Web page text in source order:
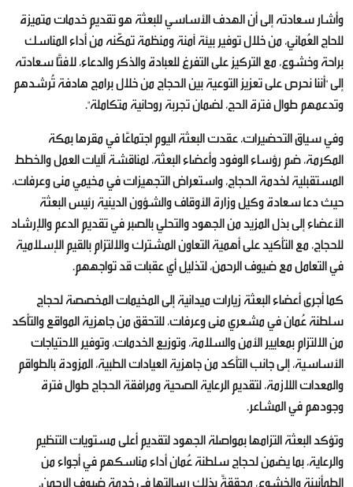
وأشار سعادته إلى أن الهدف الأساسي للبعثة هو تقديم خدمات متميزة
للحاج العُماني، من خلال توفير بيئة آمنة ومنظمة تمكّنه من أداء المناسك
براحة وخشوع، مع التركيز على التفرغ للعبادة والذكر والدعاء، لافتًا سعادته
إلى "أننا نحرص على تعزيز التوعية بين الحجاج من خلال برامج هادفة تُرشدهم
وتدعمهم طوال فترة الحج، لضمان تجربة روحانية متكاملة".
وفي سياق التحضيرات، عقدت البعثة اليوم اجتماعًا في مقرها بمكة
المكرمة، ضم رؤساء الوفود وأعضاء البعثة، لمناقشة آليات العمل والخطط
المستقبلية لخدمة الحجاج، واستعراض التجهيزات في مخيمي منى وعرفات،
حيث دعا سعادة وكيل وزارة الأوقاف والشؤون الدينية رئيس البعثة
الأعضاء إلى بذل المزيد من الجهود والتحلي بالصبر في تقديم الدعم والإرشاد
للحجاج، مع التأكيد على أهمية التعاون المشترك والالتزام بالقيم الإسلامية
في التعامل مع ضيوف الرحمن، لتذليل أي عقبات قد تواجههم.
كما أجرى أعضاء البعثة زيارات ميدانية إلى المخيمات المخصصة لحجاج
سلطنة عُمان في مشعري منى وعرفات، للتحقق من جاهزية المواقع والتأكد
من الالتزام بمعايير الأمن والسلامة، وتوزيع الخدمات، وتوفير الاحتياجات
الأساسية، إلى جانب التأكد من جاهزية العيادات الطبية، المزودة بالطواقم
والمعدات اللازمة، لتقديم الرعاية الصحية ومرافقة الحجاج طوال فترة
وجودهم في المشاعر.
وتؤكد البعثة التزامها بمواصلة الجهود لتقديم أعلى مستويات التنظيم
والرعاية، بما يضمن لحجاج سلطنة عُمان أداء مناسكهم في أجواء من
الطمأنينة والخشوع، محققةً بذلك رسالتها في خدمة ضيوف الرحمن.